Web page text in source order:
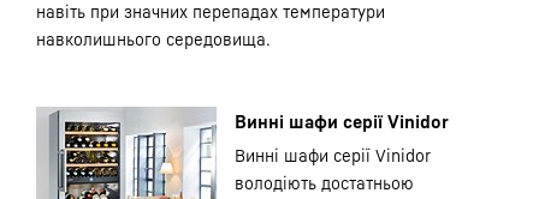
навіть при значних перепадах температури
навколишнього середовища.
Винні шафи серії Vinidor
Винні шафи серії Vinidor
володіють достатньою